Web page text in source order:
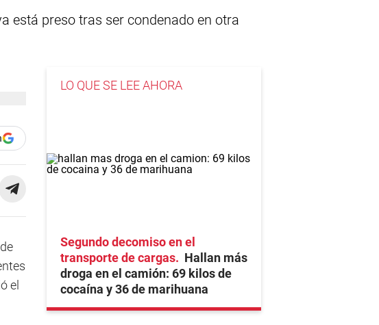
está preso tras ser condenado en otra
el
LO QUE SE LEE AHORA
Segundo decomiso en el
transporte de cargas
Hallan más
droga en el camión: 69 kilos de
cocaína y 36 de marihuana